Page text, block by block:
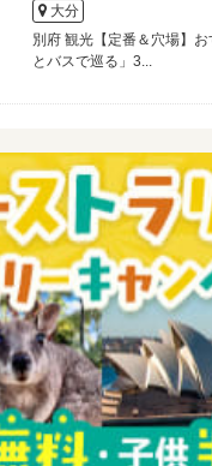
大分
別府 観光【定番＆穴場】
とバスで巡る」3...